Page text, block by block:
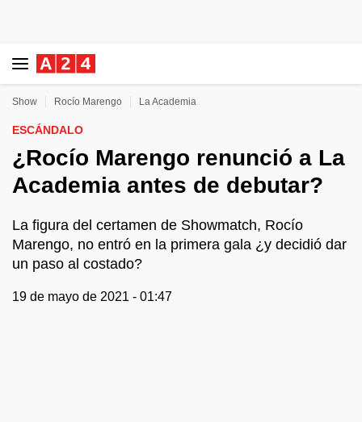
Show Rocío Marengo La Academia
ESCÁNDALO
¿Rocío Marengo renunció a La
Academia antes de debutar?
La figura del certamen de Showmatch, Rocío
Marengo, no entró en la primera gala ¿y decidió dar
un paso al costado?
19 de mayo de 2021 - 01:47